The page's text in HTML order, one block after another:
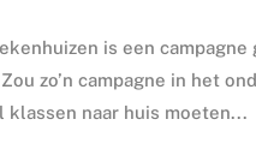
is een
zo’n campagne in het
naar huis moeten...